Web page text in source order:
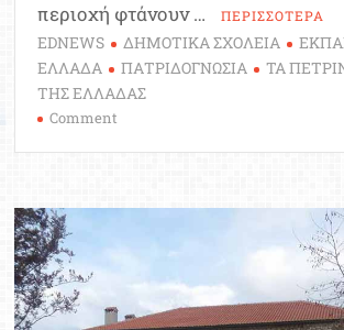
περιοχή φτάνουν …
ΠΕΡΙΣΣΟΤΕΡΑ
EDNEWS ΔΗΜΟΤΙΚΑ ΣΧΟΛΕΙΑ
ΕΛΛΑΔΑ
ΠΑΤΡΙΔΟΓΝΩΣΙΑ
ΤΑ
ΤΗΣ ΕΛΛΑΔΑΣ
Comment
Δημοτικό
Αμπελοκήπων
Μεσσηνίας